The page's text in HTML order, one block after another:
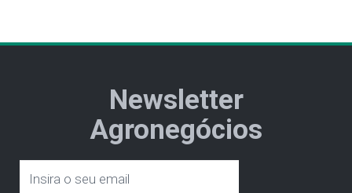
Newsletter
Agronegócios